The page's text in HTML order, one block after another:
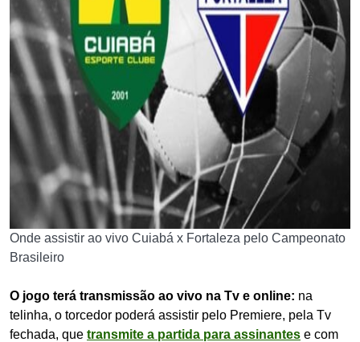
Onde assistir ao vivo Cuiabá x Fortaleza pelo Campeonato
Brasileiro
O jogo terá transmissão ao vivo na Tv e online: na
telinha, o torcedor poderá assistir pelo Premiere, pela Tv
fechada, que transmite a partida para assinantes e com